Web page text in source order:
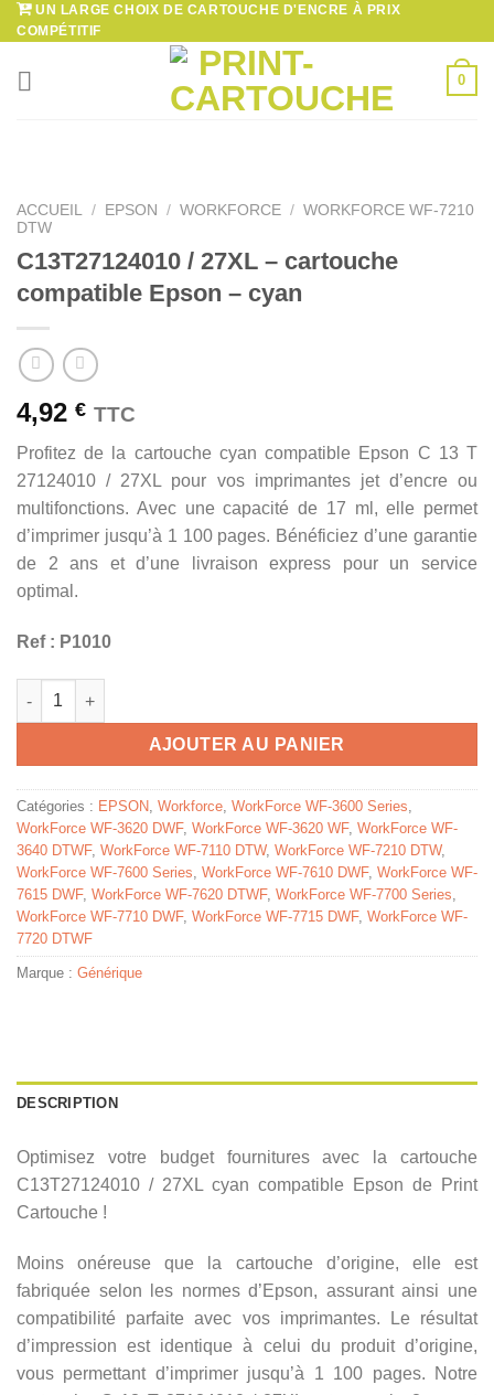
Passer
au
contenu
UN LARGE CHOIX DE CARTOUCHE D'ENCRE À PRIX
COMPÉTITIF
0
ACCUEIL / EPSON / WORKFORCE / WORKFORCE WF-7210
DTW
C13T27124010 / 27XL – cartouche
compatible Epson – cyan
4,92 € TTC
Profitez de la cartouche cyan compatible Epson C 13 T
27124010 / 27XL pour vos imprimantes jet d’encre ou
multifonctions. Avec une capacité de 17 ml, elle permet
d’imprimer jusqu’à 1 100 pages. Bénéficiez d’une garantie
de 2 ans et d’une livraison express pour un service
optimal.
Ref : P1010
quantité de C13T27124010 / 27XL - cartouche compatible
AJOUTER AU PANIER
Catégories : EPSON Workforce WorkForce WF-3600 Series
WorkForce WF-3620 DWF, WorkForce WF-3620 WF, WorkForce WF-
3640 DTWF, WorkForce WF-7110 DTW, WorkForce WF-7210 DTW,
WorkForce WF-7600 Series WorkForce WF-7610 DWF, WorkForce WF-
7615 DWF, WorkForce WF-7620 DTWF, WorkForce WF-7700 Series
WorkForce WF-7710 DWF, WorkForce WF-7715 DWF, WorkForce WF-
7720 DTWF
Marque : Générique
DESCRIPTION
Optimisez votre budget fournitures avec la cartouche
C13T27124010 / 27XL cyan compatible Epson de Print
Cartouche !
Moins onéreuse que la cartouche d’origine, elle est
fabriquée selon les normes d’Epson, assurant ainsi une
compatibilité parfaite avec vos imprimantes. Le résultat
d’impression est identique à celui du produit d’origine,
vous permettant d’imprimer jusqu’à 1 100 pages. Notre